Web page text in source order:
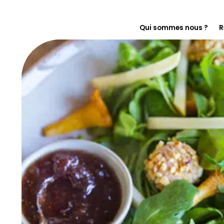
Qui sommes nous ?
En immersion chez
Notre histoire
On s’engage pour
Florette pour les